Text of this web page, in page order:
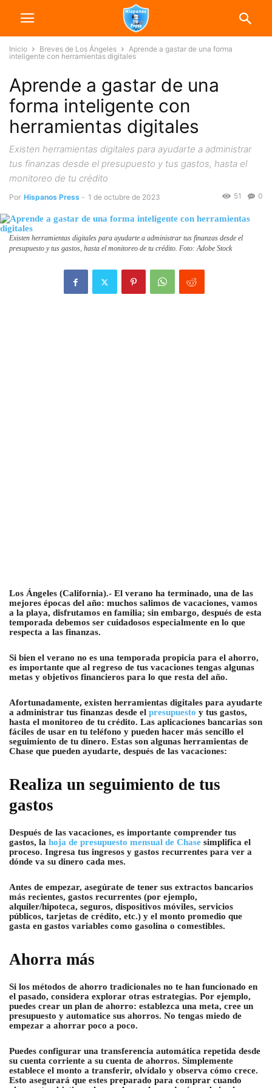
Inicio Breves de Los Ángeles
Aprende a gastar de una forma
inteligente con herramientas digitales
Aprende a gastar de una
forma inteligente con
herramientas digitales
Existen herramientas digitales para ayudarte a administrar
tus finanzas desde el presupuesto y tus gastos, hasta el
monitoreo de tu crédito
Por Hispanos Press - 1 de octubre de 2023 0
51
Existen herramientas digitales para ayudarte a administrar tus finanzas desde el
presupuesto y tus gastos, hasta el monitoreo de tu crédito. Foto: Adobe Stock
Los Ángeles (California).- El verano ha terminado, una de las
mejores épocas del año: muchos salimos de vacaciones, vamos
a la playa, disfrutamos en familia; sin embargo, después de esta
temporada debemos ser cuidadosos especialmente en lo que
respecta a las finanzas.
Si bien el verano no es una temporada propicia para el ahorro,
es importante que al regreso de tus vacaciones tengas algunas
metas y objetivos financieros para lo que resta del año.
Afortunadamente, existen herramientas digitales para ayudarte
a administrar tus finanzas desde el presupuesto y tus gastos,
hasta el monitoreo de tu crédito. Las aplicaciones bancarias son
fáciles de usar en tu teléfono y pueden hacer más sencillo el
seguimiento de tu dinero. Estas son algunas herramientas de
Chase que pueden ayudarte, después de las vacaciones:
Realiza un seguimiento de tus
gastos
Después de las vacaciones, es importante comprender tus
gastos, la hoja de presupuesto mensual de Chase simplifica el
proceso. Ingresa tus ingresos y gastos recurrentes para ver a
dónde va su dinero cada mes.
Antes de empezar, asegúrate de tener sus extractos bancarios
más recientes, gastos recurrentes (por ejemplo,
alquiler/hipoteca, seguros, dispositivos móviles, servicios
públicos, tarjetas de crédito, etc.) y el monto promedio que
gasta en gastos variables como gasolina o comestibles.
Ahorra más
Si los métodos de ahorro tradicionales no te han funcionado en
el pasado, considera explorar otras estrategias. Por ejemplo,
puedes crear un plan de ahorro: establezca una meta, cree un
presupuesto y automatice sus ahorros. No tengas miedo de
empezar a ahorrar poco a poco.
Puedes configurar una transferencia automática repetida desde
su cuenta corriente a su cuenta de ahorros. Simplemente
establece el monto a transferir, olvídalo y observa cómo crece.
Esto asegurará que estes preparado para comprar cuando